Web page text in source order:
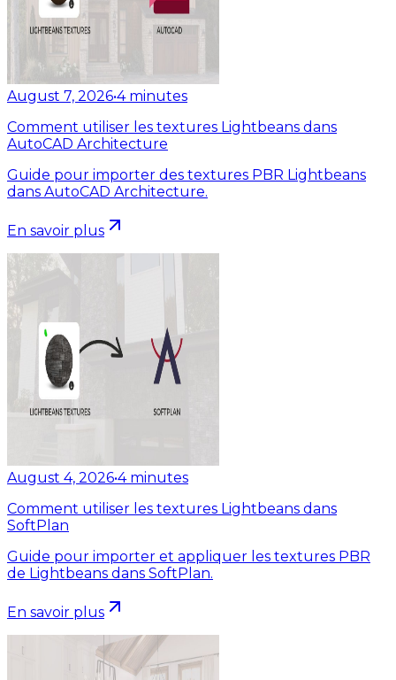
August 7, 2026•4 minutes
Comment utiliser les textures Lightbeans dans
AutoCAD Architecture
Guide pour importer des textures PBR Lightbeans
dans AutoCAD Architecture.
En savoir plus
August 4, 2026•4 minutes
Comment utiliser les textures Lightbeans dans
SoftPlan
Guide pour importer et appliquer les textures PBR
de Lightbeans dans SoftPlan.
En savoir plus